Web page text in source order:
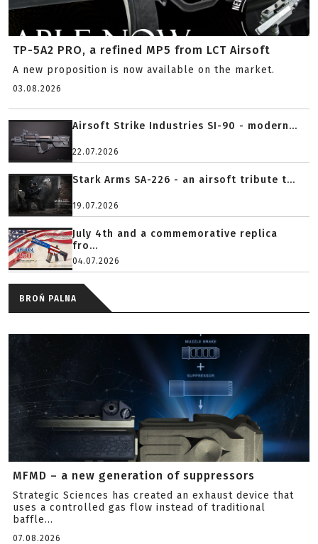
TP-5A2 PRO, a refined MP5 from LCT Airsoft
A new proposition is now available on the market.
03.08.2026
Airsoft Strike Industries SI-90 - modern...
22.07.2026
Stark Arms SA-226 - an airsoft tribute t...
19.07.2026
July 4th and a commemorative replica
fro...
04.07.2026
BROŃ PALNA
MFMD – a new generation of suppressors
Strategic Sciences has created an exhaust device that
uses a controlled gas flow instead of traditional
baffle...
07.08.2026